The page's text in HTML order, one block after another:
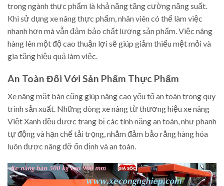
trong ngành thực phẩm là khả năng tăng cường năng suất.
Khi sử dụng xe nâng thực phẩm, nhân viên có thể làm việc
nhanh hơn mà vẫn đảm bảo chất lượng sản phẩm. Việc nâng
hàng lên một độ cao thuận lợi sẽ giúp giảm thiểu mệt mỏi và
gia tăng hiệu quả làm việc.
An Toàn Đối Với Sản Phẩm Thực Phẩm
Xe nâng mặt bàn cũng giúp nâng cao yếu tố an toàn trong quy
trình sản xuất. Những dòng xe nâng từ thương hiệu xe nâng
Việt Xanh đều được trang bị các tính năng an toàn, như phanh
tự động và hạn chế tải trọng, nhằm đảm bảo rằng hàng hóa
luôn được nâng đỡ ổn định và an toàn.